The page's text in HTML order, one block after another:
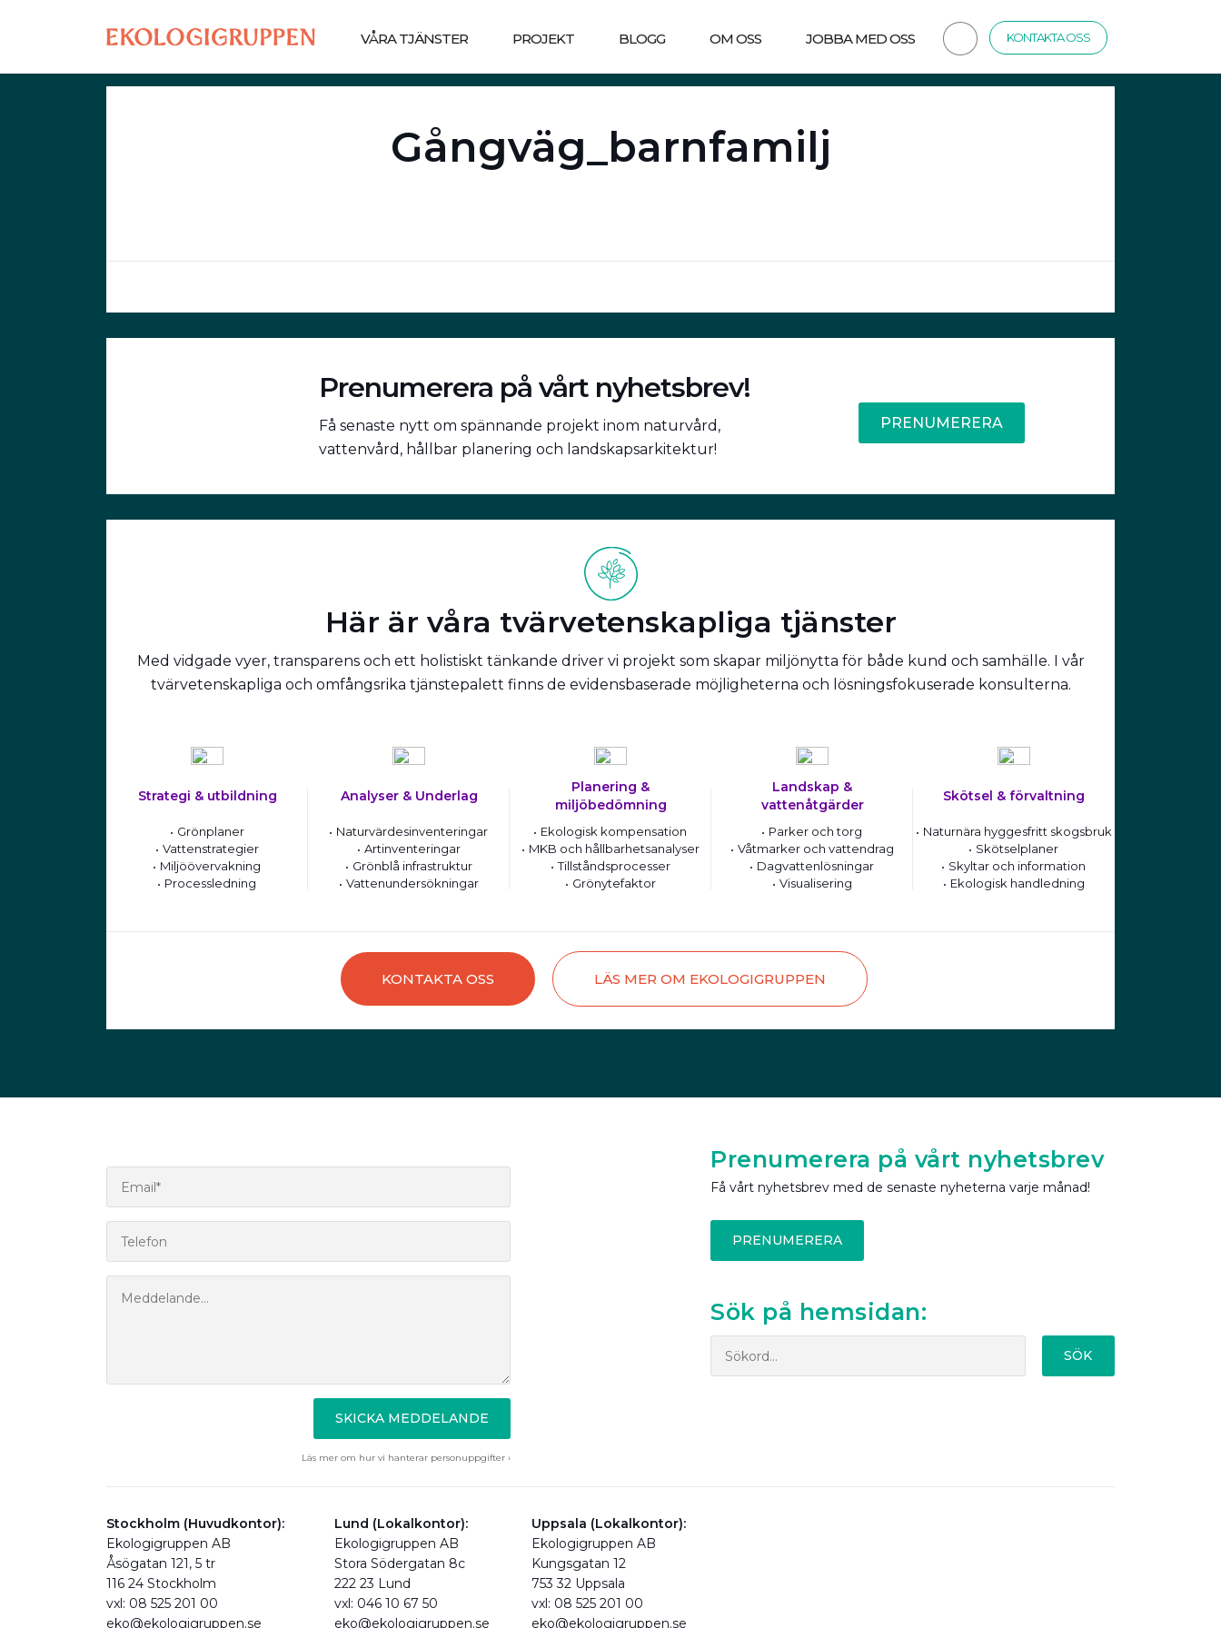
VÅRA TJÄNSTER PROJEKT BLOGG OM OSS JOBBA MED OSS KONTAKTA OSS
Gångväg_barnfamilj
Prenumerera på vårt nyhetsbrev!
Få senaste nytt om spännande projekt inom naturvård,
vattenvård, hållbar planering och landskapsarkitektur!
PRENUMERERA
Här är våra tvärvetenskapliga tjänster
Med vidgade vyer, transparens och ett holistiskt tänkande driver vi projekt som skapar miljönytta för både kund och samhälle. I vår
tvärvetenskapliga och omfångsrika tjänstepalett finns de evidensbaserade möjligheterna och lösningsfokuserade konsulterna.
Strategi & utbildning
Grönplaner
Vattenstrategier
Miljöövervakning
Processledning
Analyser & Underlag
Naturvärdesinventeringar
Artinventeringar
Grönblå infrastruktur
Vattenundersökningar
Planering &
miljöbedömning
Ekologisk kompensation
MKB och hållbarhetsanalyser
Tillståndsprocesser
Grönytefaktor
Landskap &
vattenåtgärder
Parker och torg
Våtmarker och vattendrag
Dagvattenlösningar
Visualisering
Skötsel & förvaltning
Naturnära hyggesfritt skogsbruk
Skötselplaner
Skyltar och information
Ekologisk handledning
KONTAKTA OSS LÄS MER OM EKOLOGIGRUPPEN
SKICKA MEDDELANDE
Läs mer om hur vi hanterar personuppgifter ›
Prenumerera på vårt nyhetsbrev
Få vårt nyhetsbrev med de senaste nyheterna varje månad!
PRENUMERERA
Sök på hemsidan:
SÖK
Stockholm (Huvudkontor):
Ekologigruppen AB
Åsögatan 121, 5 tr
116 24 Stockholm
vxl: 08 525 201 00
eko@ekologigruppen.se
Lund (Lokalkontor):
Ekologigruppen AB
Stora Södergatan 8c
222 23 Lund
vxl: 046 10 67 50
eko@ekologigruppen.se
Uppsala (Lokalkontor):
Ekologigruppen AB
Kungsgatan 12
753 32 Uppsala
vxl: 08 525 201 00
eko@ekologigruppen.se